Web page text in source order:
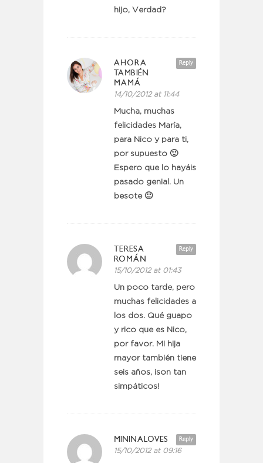
hijo, Verdad?
Reply
AHORA
TAMBIÉN
MAMÁ
14/10/2012 at 11:44
Mucha, muchas
felicidades María,
para Nico y para ti,
por supuesto 🙂
Espero que lo hayáis
pasado genial. Un
besote 🙂
Reply
TERESA
ROMÁN
15/10/2012 at 01:43
Un poco tarde, pero
muchas felicidades a
los dos. Qué guapo
y rico que es Nico,
por favor. Mi hija
mayor también tiene
seis años, ¡son tan
simpáticos!
Reply
MININALOVES
15/10/2012 at 09:16